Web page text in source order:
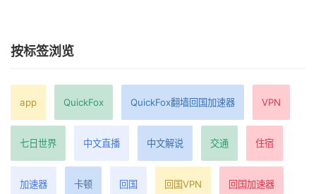
按标签浏览
app QuickFox QuickFox翻墙回国加速器 VPN
七日世界 中文直播 中文解说 交通 住宿
加速器 卡顿 回国 回国VPN 回国加速器